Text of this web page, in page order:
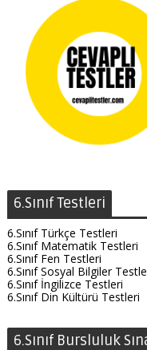
6.Sınıf Testleri
6.Sınıf Türkçe Testleri
6.Sınıf Matematik Testleri
6.Sınıf Fen Testleri
6.Sınıf Sosyal Bilgiler
6.Sınıf İngilizce Testleri
6.Sınıf Din Kültürü Testleri
6.Sınıf Bursluluk